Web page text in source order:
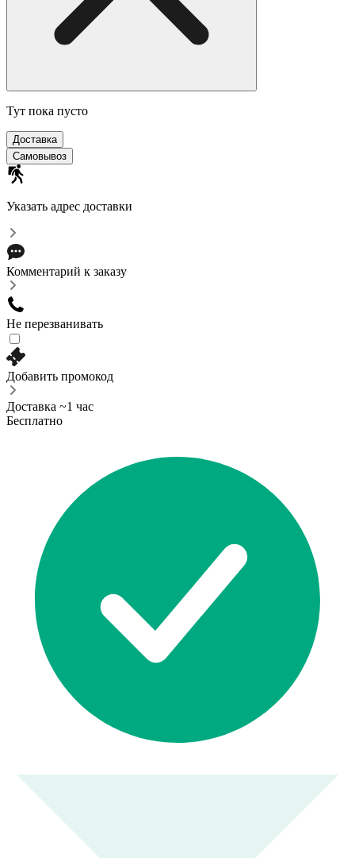
Тут пока пусто
Доставка
Самовывоз
Указать адрес доставки
Комментарий к заказу
Не перезванивать
Добавить промокод
Доставка ~1 час
Бесплатно